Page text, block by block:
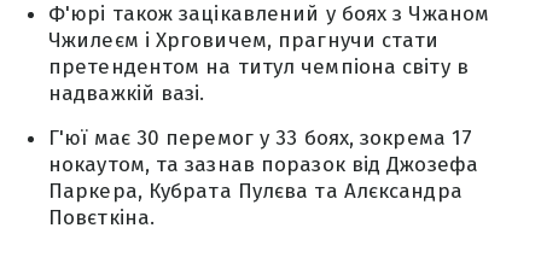
Ф'юрі також зацікавлений у боях з Чжаном
Чжилеєм і Хрговичем, прагнучи стати
претендентом на титул чемпіона світу в
надважкій вазі.
Г'юї має 30 перемог у 33 боях, зокрема 17
нокаутом, та зазнав поразок від Джозефа
Паркера, Кубрата Пулєва та Алєксандра
Повєткіна.